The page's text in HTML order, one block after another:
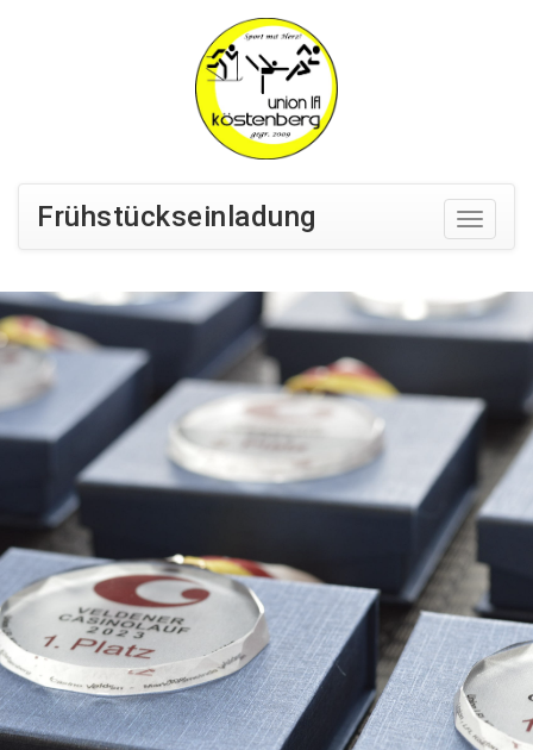
Frühstückseinladung